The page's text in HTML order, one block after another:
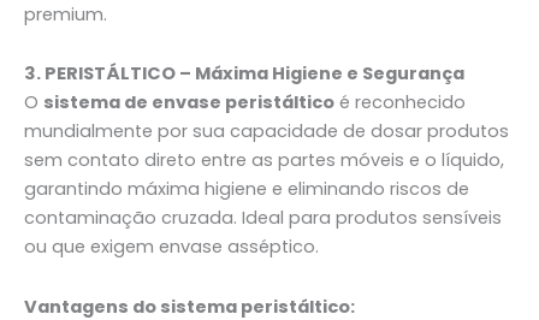
premium.
3. PERISTÁLTICO – Máxima Higiene e Segurança
O sistema de envase peristáltico é reconhecido
mundialmente por sua capacidade de dosar produtos
sem contato direto entre as partes móveis e o líquido,
garantindo máxima higiene e eliminando riscos de
contaminação cruzada. Ideal para produtos sensíveis
ou que exigem envase asséptico.
Vantagens do sistema peristáltico: